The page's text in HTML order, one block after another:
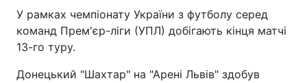
У рамках чемпіонату України з футболу серед
команд Прем'єр-ліги (УПЛ) добігають кінця матчі
13-го туру.
Донецький "Шахтар" на "Арені Львів" здобув